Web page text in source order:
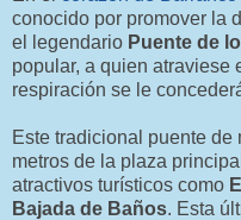
conocido por promover la
el legendario Puente de
popular, a quien atraviese
respiración se le
Este tradicional puente
metros de la plaza
atractivos turísticos como
Bajada de Baños. Esta